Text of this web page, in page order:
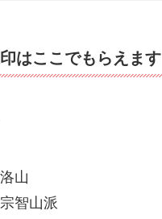
はここでもらえます
山
智山派